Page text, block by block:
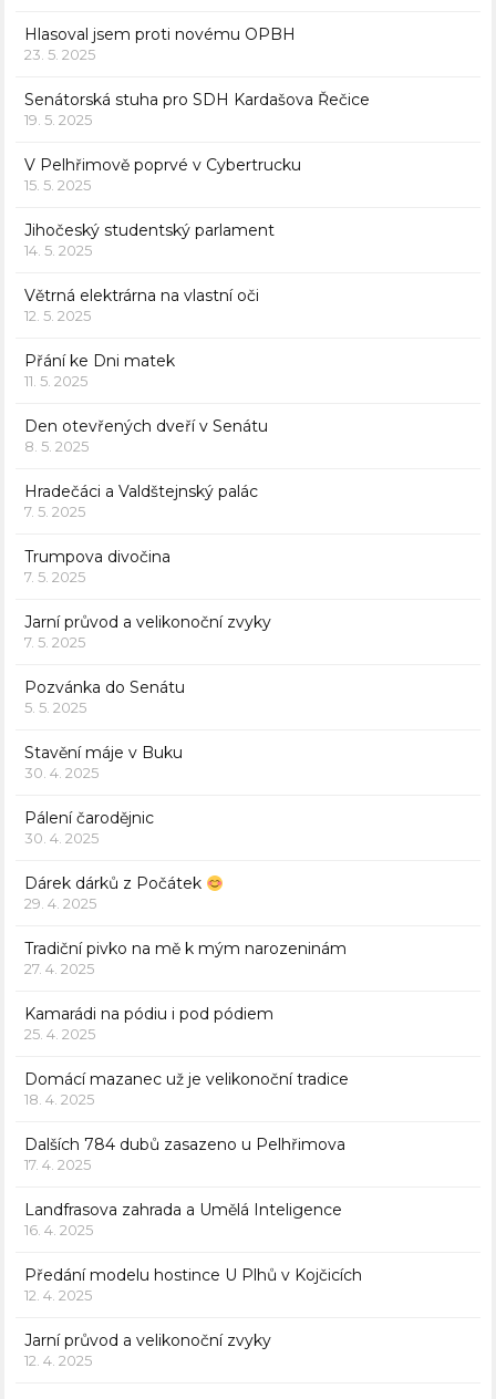
Hlasoval jsem proti novému OPBH
23. 5. 2025
Senátorská stuha pro SDH Kardašova Řečice
19. 5. 2025
V Pelhřimově poprvé v Cybertrucku
15. 5. 2025
Jihočeský studentský parlament
14. 5. 2025
Větrná elektrárna na vlastní oči
12. 5. 2025
Přání ke Dni matek
11. 5. 2025
Den otevřených dveří v Senátu
8. 5. 2025
Hradečáci a Valdštejnský palác
7. 5. 2025
Trumpova divočina
7. 5. 2025
Jarní průvod a velikonoční zvyky
7. 5. 2025
Pozvánka do Senátu
5. 5. 2025
Stavění máje v Buku
30. 4. 2025
Pálení čarodějnic
30. 4. 2025
Dárek dárků z Počátek
29. 4. 2025
Tradiční pivko na mě k mým narozeninám
27. 4. 2025
Kamarádi na pódiu i pod pódiem
25. 4. 2025
Domácí mazanec už je velikonoční tradice
18. 4. 2025
Dalších 784 dubů zasazeno u Pelhřimova
17. 4. 2025
Landfrasova zahrada a Umělá Inteligence
16. 4. 2025
Předání modelu hostince U Plhů v Kojčicích
12. 4. 2025
Jarní průvod a velikonoční zvyky
12. 4. 2025